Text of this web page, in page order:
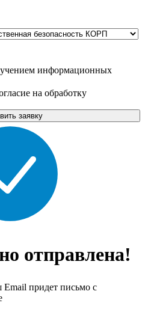
информационных
на обработку
заявку
отправлена!
придет письмо с